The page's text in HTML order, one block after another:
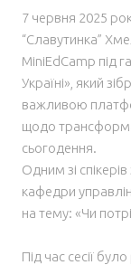
7 червня 2025
“Славутинка”
MiniEdCamp під
Україні», який
важливою
щодо
сьогодення.
Одним зі
кафедри
на тему: «Чи
Під час сесії